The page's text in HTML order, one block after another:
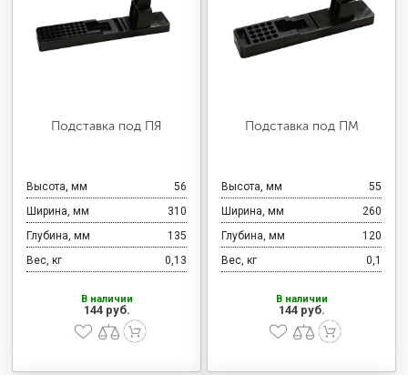
Подставка под ПЯ
Высота, мм
56
Ширина, мм
310
Глубина, мм
135
Вес, кг
0,13
В наличии
144 руб.
Подставка под ПМ
Высота, мм
55
Ширина, мм
260
Глубина, мм
120
Вес, кг
0,1
В наличии
144 руб.